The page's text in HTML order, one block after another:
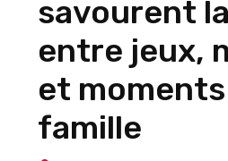
savourent
entre jeux,
et
famille